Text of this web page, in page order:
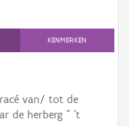
KENMERKEN
van/ tot de
de herberg " 't